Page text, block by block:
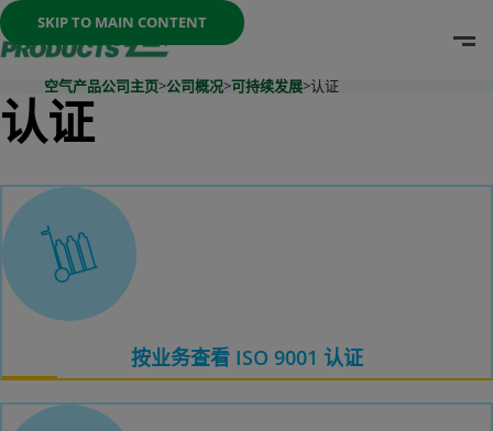
SKIP TO MAIN CONTENT
Once the menu is open you can move between options
空气产品公司主页>公司概况>可持续发展>认证
认证
按业务查看 ISO 9001 认证